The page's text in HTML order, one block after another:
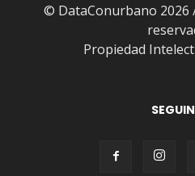
© DataConurbano 2026
Propiedad